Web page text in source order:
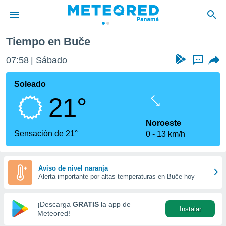
de
ha
calidad.
a este
las
y
forma
digital
basada
Tiempo en Buče
07:58 Sábado ...
Soleado
21°
Sensación de 21°
Noroeste
0
13 km/h
Aviso de nivel naranja
Alerta importante por altas temperaturas en Buče hoy
¡Descarga GRATIS la app de
Meteored!
Instalar